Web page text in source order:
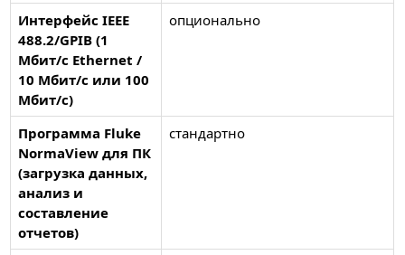
Интерфейс IEEE
488.2/GPIB (1
Мбит/с Ethernet /
10 Мбит/с или 100
Мбит/с)
опционально
Программа Fluke
NormaView для ПК
(загрузка данных,
анализ и
составление
отчетов)
стандартно